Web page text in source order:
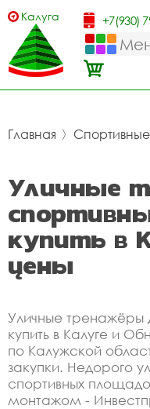
Калуга +7(930)
Главная 〉
Уличные
купить в
цены
Уличные тренажёры
купить в Калуге и
по Калужской
закупки. Недорого
спортивных
монтажом -